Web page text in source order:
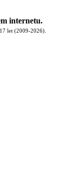
internetu.
let (2009-2026).